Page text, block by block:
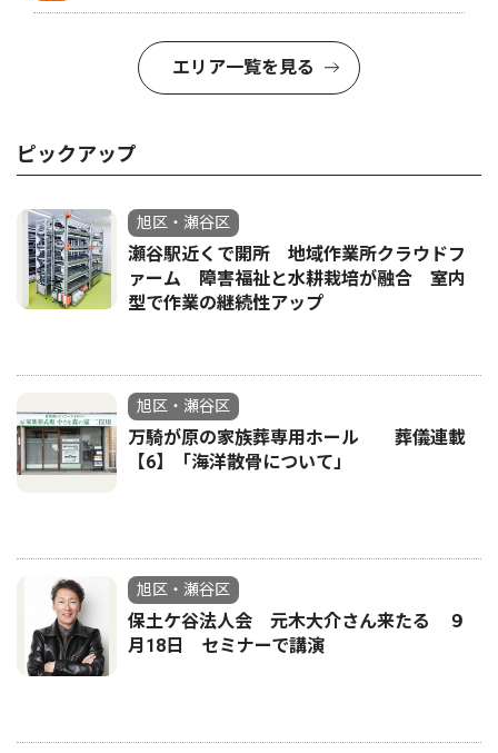
エリア一覧を見る
ピックアップ
旭区・瀬谷区
瀬谷駅近くで開所 地域作業所クラウドフ
ァーム 障害福祉と水耕栽培が融合 室内
型で作業の継続性アップ
旭区・瀬谷区
万騎が原の家族葬専用ホール 葬儀連載
【6】「海洋散骨について」
旭区・瀬谷区
保土ケ谷法人会 元木大介さん来たる ９
月18日 セミナーで講演